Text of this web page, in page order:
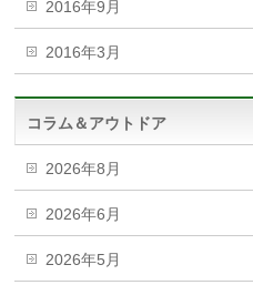
2016年9月
2016年3月
コラム＆アウトドア
2026年8月
2026年6月
2026年5月